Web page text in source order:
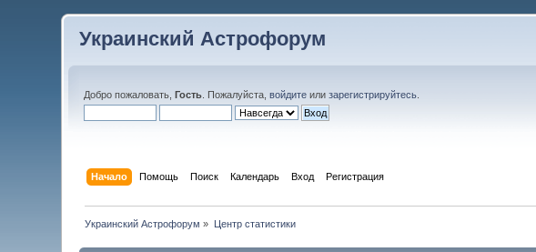
Украинский Астрофорум
Добро пожаловать,Гость . Пожалуйста,войдите илизарегистрируйтесь
Начало Помощь Поиск Календарь Вход Регистрация
Украинский Астрофорум » Центр статистики